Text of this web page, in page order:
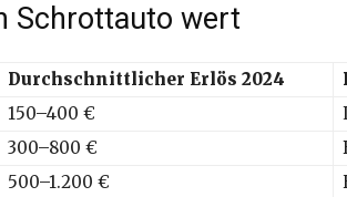
Schrottauto wert
Durchschnittlicher Erlös 2024
150–400 €
300–800 €
500–1.200 €